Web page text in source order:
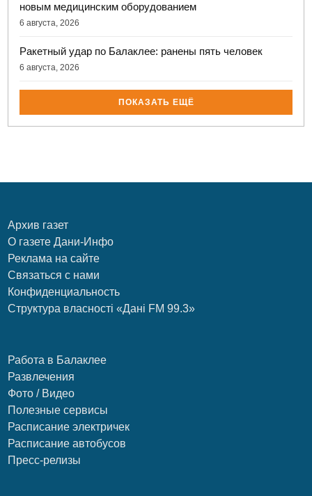
новым медицинским оборудованием
6 августа, 2026
Ракетный удар по Балаклее: ранены пять человек
6 августа, 2026
ПОКАЗАТЬ ЕЩЁ
Архив газет
О газете Дани-Инфо
Реклама на сайте
Связаться с нами
Конфиденциальность
Структура власності «Дані FM 99.3»
Работа в Балаклее
Развлечения
Фото / Видео
Полезные сервисы
Расписание электричек
Расписание автобусов
Пресс-релизы